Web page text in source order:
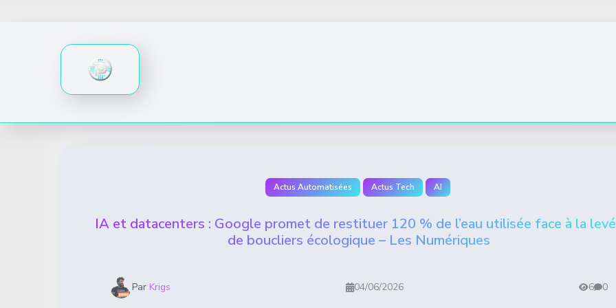
Actus Automatisées Actus Tech AI
IA et datacenters : Google promet de restituer 120 % de l’eau utilisée face à la
de boucliers écologique – Les Numériques
Par Krigs 04/06/2026 6 0